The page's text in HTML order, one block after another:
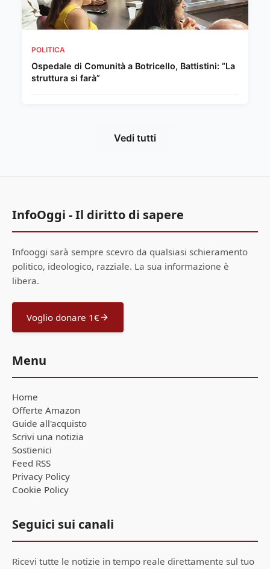
POLITICA
Ospedale di Comunità a Botricello, Battistini: “La
struttura si farà”
Vedi tutti
InfoOggi - Il diritto di sapere
Infooggi sarà sempre scevro da qualsiasi schieramento
politico, ideologico, razziale. La sua informazione è
libera.
Voglio donare 1€
Menu
Home
Offerte Amazon
Guide all'acquisto
Scrivi una notizia
Sostienici
Feed RSS
Privacy Policy
Cookie Policy
Seguici sui canali
Ricevi tutte le notizie in tempo reale direttamente sul tuo